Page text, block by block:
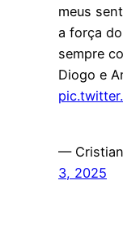
meus
a força
sempre
Diogo e
—
3, 2025